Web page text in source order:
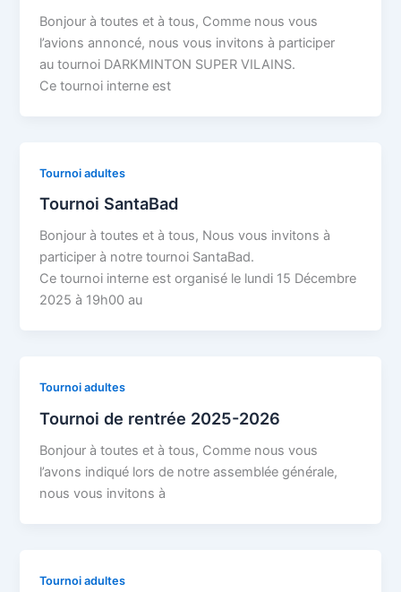
Bonjour à toutes et à tous, Comme nous vous
l’avions annoncé, nous vous invitons à participer
au tournoi DARKMINTON SUPER VILAINS.
Ce tournoi interne est
Tournoi adultes
Tournoi SantaBad
Bonjour à toutes et à tous, Nous vous invitons à
participer à notre tournoi SantaBad.
Ce tournoi interne est organisé le lundi 15 Décembre
2025 à 19h00 au
Tournoi adultes
Tournoi de rentrée 2025-2026
Bonjour à toutes et à tous, Comme nous vous
l’avons indiqué lors de notre assemblée générale,
nous vous invitons à
Tournoi adultes